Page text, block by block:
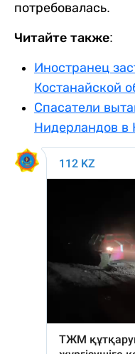
потребовалась.
Читайте также:
Иностранец
Костанайской
Спасатели
Нидерландов в